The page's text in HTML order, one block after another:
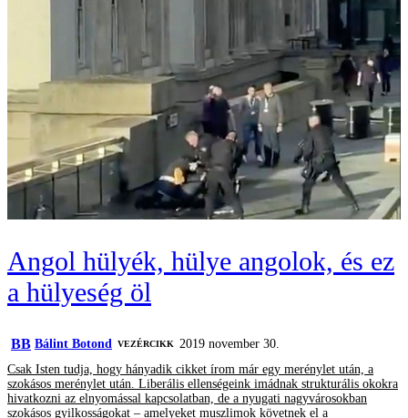
Angol hülyék, hülye angolok, és ez
a hülyeség öl
BB Bálint Botond VEZÉRCIKK
2019 november 30.
Csak Isten tudja, hogy hányadik cikket írom már egy merénylet után, a
szokásos merénylet után. Liberális ellenségeink imádnak strukturális okokra
hivatkozni az elnyomással kapcsolatban, de a nyugati nagyvárosokban
szokásos gyilkosságokat – amelyeket muszlimok követnek el a